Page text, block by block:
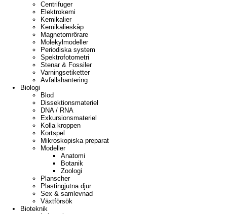
Centrifuger
Elektrokemi
Kemikalier
Kemikalieskåp
Magnetomrörare
Molekylmodeller
Periodiska system
Spektrofotometri
Stenar & Fossiler
Varningsetiketter
Avfallshantering
Biologi
Blod
Dissektionsmateriel
DNA / RNA
Exkursionsmateriel
Kolla kroppen
Kortspel
Mikroskopiska preparat
Modeller
Anatomi
Botanik
Zoologi
Planscher
Plastingjutna djur
Sex & samlevnad
Växtförsök
Bioteknik